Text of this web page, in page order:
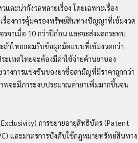
ละน่ากังวลหลายเรื่อง โดยเฉพาะเรื่อง
องการคุ้มครองทรัพย์สินทางปัญญาที่เข้มงวด
รจาเมื่อ 10 กว่าปีก่อน และจะส่งผลกระทบ
ถ้าไทยยอมรับข้อผูกมัดแบบที่เข้มงวดกว่า
ะเทศไทยจะต้องมีค่าใช้จ่ายด้านยาของ
งการแข่งขันของยาชื่อสามัญที่มีราคาถูกกว่า
จะมีภาระงบประมาณค่ายาเพิ่มมากขึ้นจน
การขยายอายุสิทธิบัตร (Patent
และมาตรการบังคับใช้กฎหมายทรัพย์สินทาง